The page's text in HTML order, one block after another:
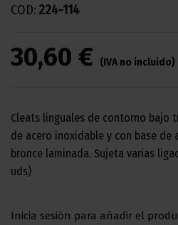
COD: 224-114
30,60 € (IVA no incluido)
Cleats linguales de contorno bajo
de acero inoxidable y con base de
bronce laminada. Sujeta varias
uds)
Inicia sesión para añadir el